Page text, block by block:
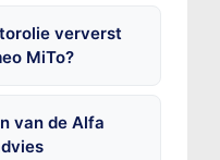
ververst
MiTo?
van de Alfa